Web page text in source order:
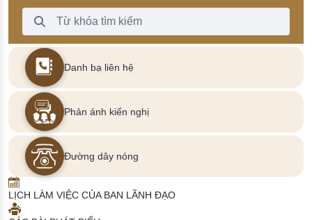
Thanh Tìm kiếm
Danh bạ liên hệ
Phản ánh kiến nghị
Đường dây nóng
LỊCH LÀM VIỆC CỦA BAN LÃNH ĐẠO